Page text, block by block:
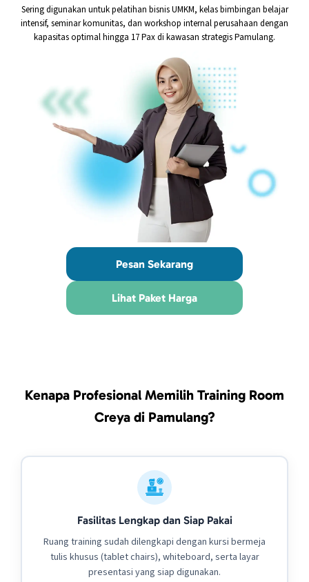
Sering digunakan untuk pelatihan bisnis UMKM, kelas bimbingan belajar
intensif, seminar komunitas, dan workshop internal perusahaan dengan
kapasitas optimal hingga 17 Pax di kawasan strategis Pamulang.
Pesan Sekarang
Lihat Paket Harga
Kenapa Profesional Memilih Training Room
Creya di Pamulang?
Fasilitas Lengkap dan Siap Pakai
Ruang training sudah dilengkapi dengan kursi bermeja
tulis khusus (tablet chairs), whiteboard, serta layar
presentasi yang siap digunakan.